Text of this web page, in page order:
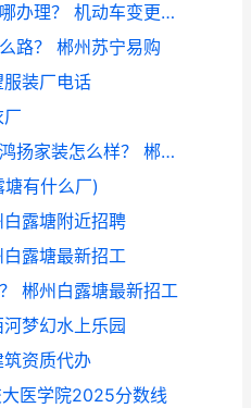
郴州机动车变更颜色需到哪办理？ 机动车变更颜色流程
路？ 郴州苏宁易购
装厂电话
郴州哪家装修公司靠谱？鸿扬家装怎么样？ 郴州九龙湾靠谱吗
有什么厂)
露塘附近招聘
露塘最新招工
郴州白露塘最新招工
梦幻水上乐园
资质代办
医学院2025分数线